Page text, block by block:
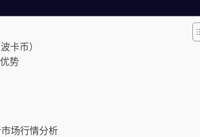
卡币）
势
场行情分析